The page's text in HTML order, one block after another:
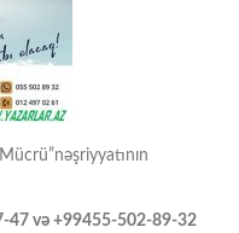
47 və +99455-502-89-32